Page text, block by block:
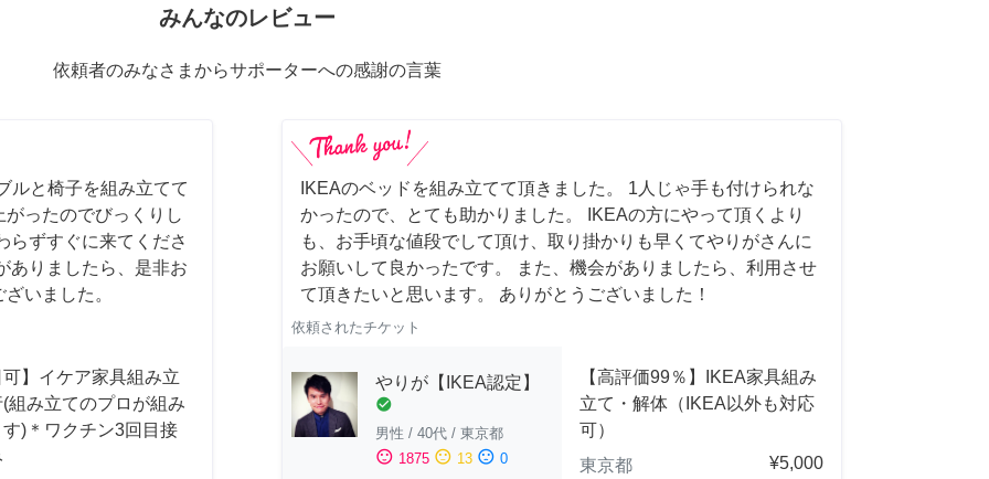
みんなのレビュー
依頼者のみなさまからサポーターへの感謝の言葉
ルと椅子を組み立てて
ったのでびっくりし
らずすぐに来てくださ
ありましたら、是非お
いました。
可】イケア家具組み立
組み立てのプロが組み
す)＊ワクチン3回目接
IKEAのベッドを組み立てて頂きました。 1人じゃ手も付けられな
かったので、とても助かりました。 IKEAの方にやって頂くより
も、お手頃な値段でして頂け、取り掛かりも早くてやりがさんに
お願いして良かったです。 また、機会がありましたら、利用させ
て頂きたいと思います。 ありがとうございました！
依頼されたチケット
やりが【IKEA認定】
check_circle
男性 / 40代 / 東京都
sentiment_satisfied 1875 sentiment_neutral 13 sentiment_dissatisfied 0
【高評価99％】IKEA家具組み
立て・解体（IKEA以外も対応
可）
東京都
¥5,000